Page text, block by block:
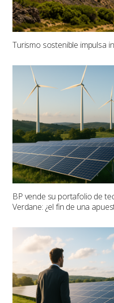
Turismo sostenible impulsa
BP vende su portafolio de
Verdane: ¿el fin de una